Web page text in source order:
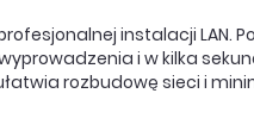
instalacji LAN.
i w kilka
rozbudowę sieci i